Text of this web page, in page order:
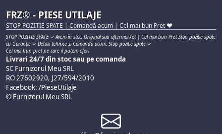
FRZ® - PIESE UTILAJE
STOP POZITIE SPATE | Comandă acum | Cel mai bun Pret ♥
STOP POZITIE SPATE ✓ Avem în stoc: Original sau aftermarket | Cel mai bun Pret Stop pozitie spate
cu Garanție ✓ Detalii tehnice și Comandă acum: Stop pozitie spate ✓
Cel mai bun pret pe care il putem oferi
Livrari 24/7 din stoc sau pe comanda
SC Furnizorul Meu SRL
RO 27602920, J27/594/2010
Facebook: /PieseUtilaje
© Furnizorul Meu SRL